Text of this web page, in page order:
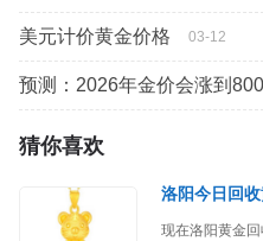
美元计价黄金价格 03-12
预测：2026年金价会涨到
猜你喜欢
洛阳今日回
现在洛阳黄金